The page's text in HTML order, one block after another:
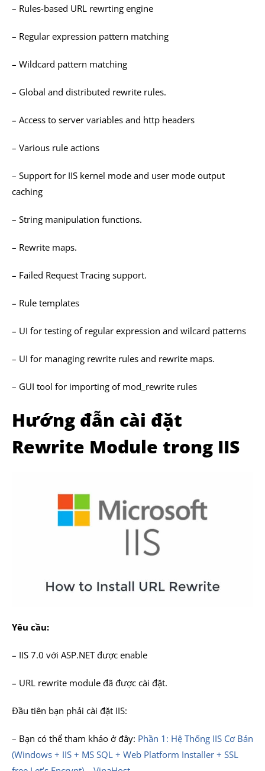
– Rules-based URL rewrting engine
– Regular expression pattern matching
– Wildcard pattern matching
– Global and distributed rewrite rules.
– Access to server variables and http headers
– Various rule actions
– Support for IIS kernel mode and user mode output
caching
– String manipulation functions.
– Rewrite maps.
– Failed Request Tracing support.
– Rule templates
– UI for testing of regular expression and wilcard patterns
– UI for managing rewrite rules and rewrite maps.
– GUI tool for importing of mod_rewrite rules
Hướng đẫn cài đặt
Rewrite Module trong IIS
Yêu cầu:
– IIS 7.0 với ASP.NET được enable
– URL rewrite module đã được cài đặt.
Đầu tiên bạn phải cài đặt IIS:
– Bạn có thể tham khảo ở đây: Phần 1: Hệ Thống IIS Cơ Bản
(Windows + IIS + MS SQL + Web Platform Installer + SSL